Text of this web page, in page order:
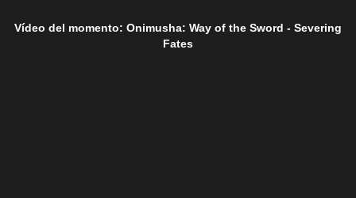
Vídeo del momento: Onimusha: Way of the Sword - Severing
Fates